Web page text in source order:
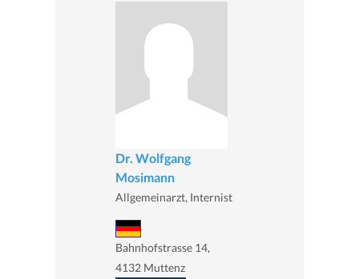
Dr. Wolfgang
Mosimann
Allgemeinarzt, Internist
Bahnhofstrasse 14,
4132 Muttenz